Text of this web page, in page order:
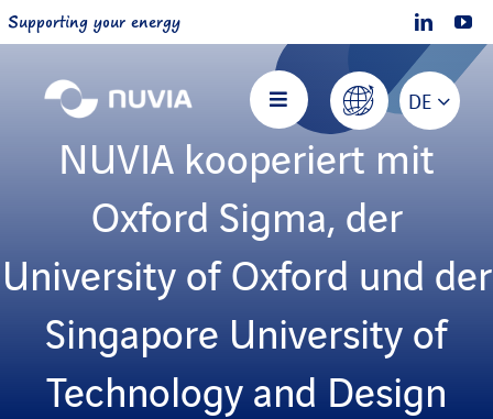
Skip
to
Supporting your energy
Toggle
Navigation
Nuvia Startseite
Angebote
Projekte
DE
NUVIA kooperiert mit
Oxford Sigma, der
University of Oxford und der
Singapore University of
Technology and Design